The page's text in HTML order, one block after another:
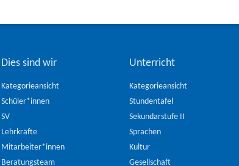
Dies sind wir
Kategorieansicht
Schüler*innen
SV
Lehrkräfte
Mitarbeiter*innen
Beratungsteam
Unterricht
Kategorieansicht
Stundentafel
Sekundarstufe II
Sprachen
Kultur
Gesellschaft